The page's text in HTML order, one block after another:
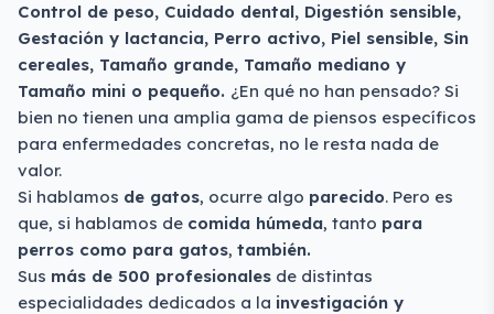
Control de peso, Cuidado dental, Digestión sensible,
Gestación y lactancia, Perro activo, Piel sensible, Sin
cereales, Tamaño grande, Tamaño mediano y
Tamaño mini o pequeño. ¿En qué no han pensado? Si
bien no tienen una amplia gama de piensos específicos
para enfermedades concretas, no le resta nada de
valor.
Si hablamos de gatos, ocurre algo parecido. Pero es
que, si hablamos de comida húmeda, tanto para
perros como para gatos, también.
Sus más de 500 profesionales de distintas
especialidades dedicados a la investigación y